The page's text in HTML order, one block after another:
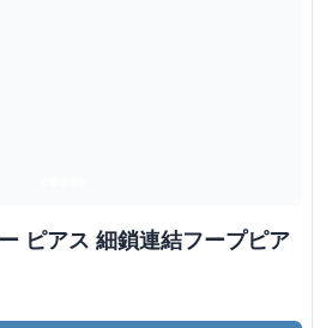
ピアス 細鎖連結フープピア